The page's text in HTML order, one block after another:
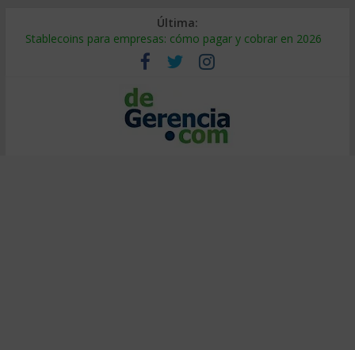
Última:
Stablecoins para empresas: cómo pagar y cobrar en 2026
Despido silencioso: qué es y por qué sale tan caro
IA en selección de personal: cómo auditarla a tiempo
Trabajo forzoso en la cadena de suministro: qué hacer
Mercado hispano de EE. UU.: cómo segmentarlo y venderle